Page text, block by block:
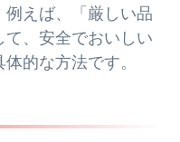
えば、「厳しい品
、安全でおいしい
的な方法です。